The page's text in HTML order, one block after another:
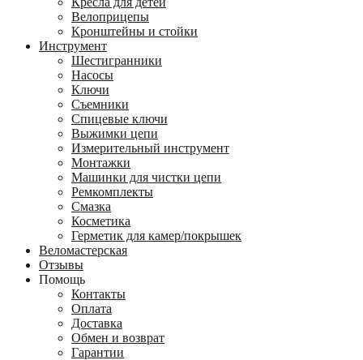
Велоприцепы
Кронштейны и стойки
Инструмент
Шестигранники
Насосы
Ключи
Съемники
Спицевые ключи
Выжимки цепи
Измерительный инструмент
Монтажки
Машинки для чистки цепи
Ремкомплекты
Смазка
Косметика
Герметик для камер/покрышек
Веломастерская
Отзывы
Помощь
Контакты
Оплата
Доставка
Обмен и возврат
Гарантии